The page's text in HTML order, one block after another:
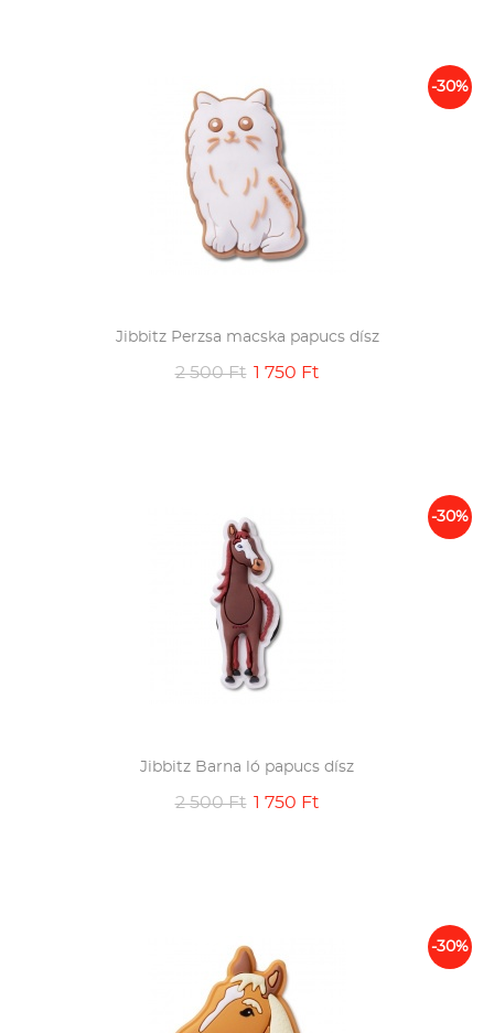
-30%
Jibbitz Perzsa macska papucs dísz
2 500 Ft 1 750 Ft
-30%
Jibbitz Barna ló papucs dísz
2 500 Ft 1 750 Ft
-30%